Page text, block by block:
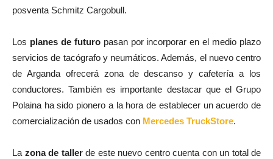
posventa Schmitz Cargobull.
Los planes de futuropasan por incorporar en el medio plazo
servicios de tacógrafo y neumáticos. Además, el nuevo centro
de Arganda ofrecerá zona de descanso y cafetería a los
conductores. También es importante destacar que el Grupo
Polaina ha sido pionero a la hora de establecer un acuerdo de
comercialización de usados con Mercedes TruckStore.
La zona de tallerde este nuevo centro cuenta con un total de